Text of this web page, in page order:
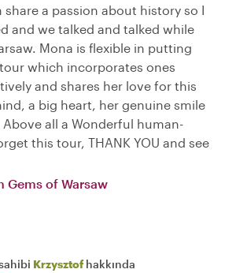
a passion about history so I
and we talked and talked while
Mona is flexible in putting
which incorporates ones
and shares her love for this
a big heart, her genuine smile
all a Wonderful human-
this tour, THANK YOU and see
Gems of Warsaw
Krzysztofhakkında